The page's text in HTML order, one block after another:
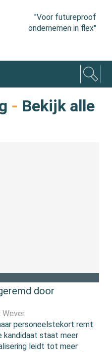
"Voor futureproof
ondernemen in flex"
- Bekijk alle
door
Wever
personeelstekort remt
kandidaat staat meer
leidt tot meer